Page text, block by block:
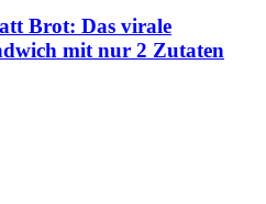
Brot: Das virale
mit nur 2 Zutaten